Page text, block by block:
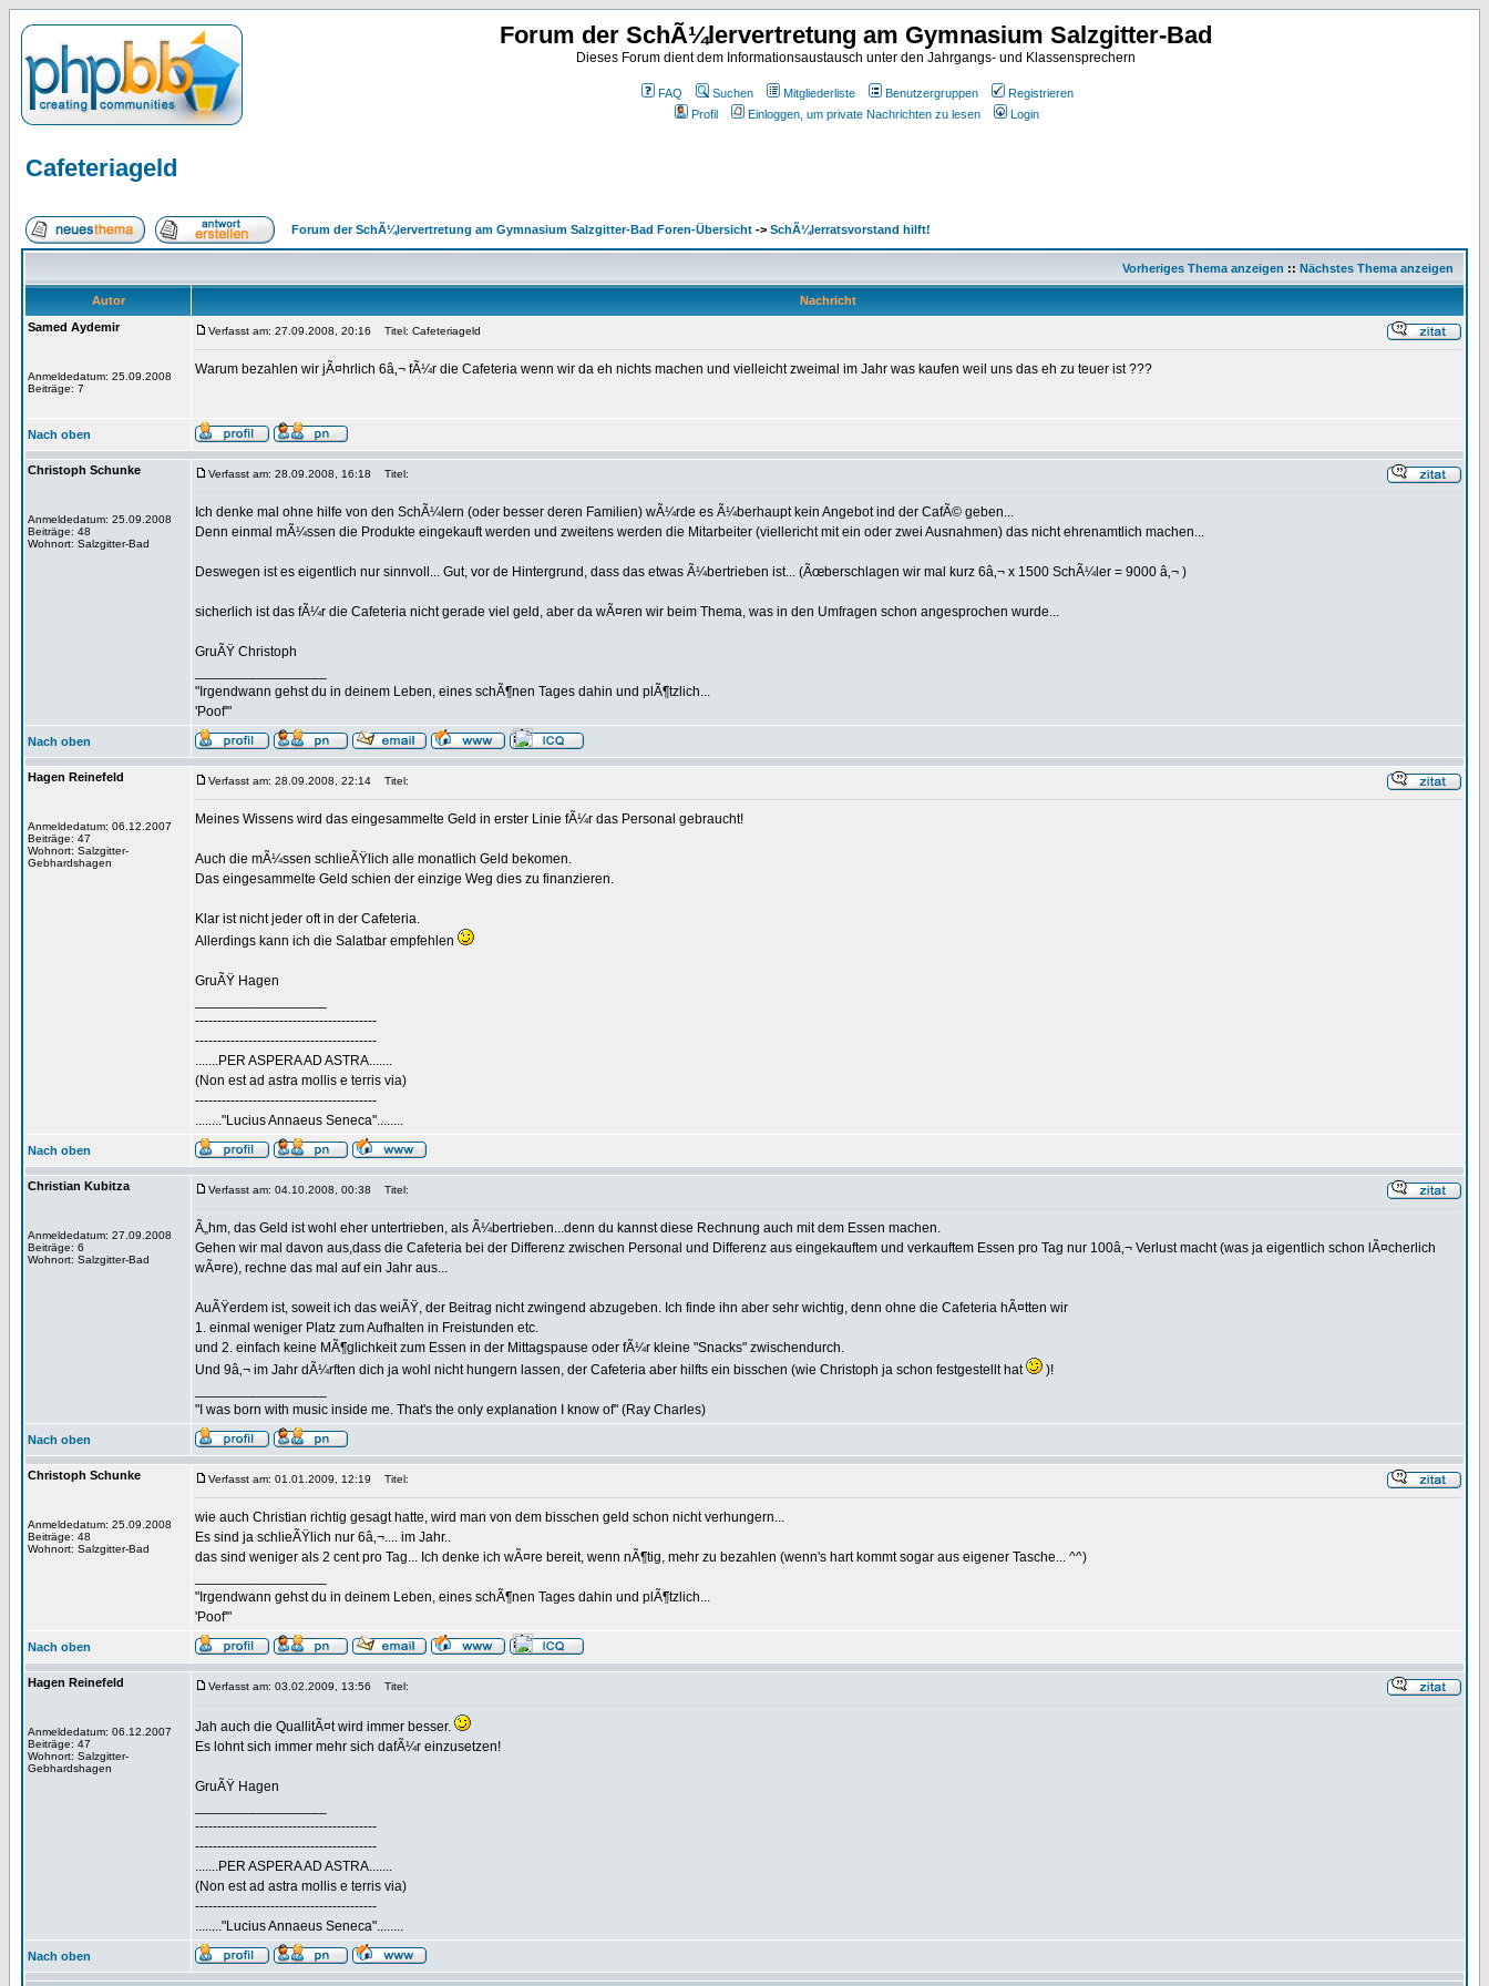
Forum der SchÃ¼lervertretung am Gymnasium Salzgitter-Bad
Dieses Forum dient dem Informationsaustausch unter den Jahrgangs- und Klassensprechern
FAQ Suchen Mitgliederliste Benutzergruppen
Registrieren
Profil
Einloggen, um private Nachrichten zu lesen Login
Cafeteriageld
Forum der SchÃ¼lervertretung am Gymnasium Salzgitter-Bad Foren-Übersicht -> SchÃ¼lerratsvorstand hilft!
Vorheriges Thema anzeigen :: Nächstes Thema anzeigen
Autor
Nachricht
Samed Aydemir
Anmeldedatum: 25.09.2008
Beiträge: 7
Verfasst am: 27.09.2008, 20:16 Titel: Cafeteriageld
Warum bezahlen wir jÃ¤hrlich 6â‚¬ fÃ¼r die Cafeteria wenn wir da eh nichts machen und vielleicht zweimal im Jahr was kaufen weil uns das eh zu teuer ist ???
Nach oben
Christoph Schunke
Anmeldedatum: 25.09.2008
Beiträge: 48
Wohnort: Salzgitter-Bad
Verfasst am: 28.09.2008, 16:18 Titel:
Ich denke mal ohne hilfe von den SchÃ¼lern (oder besser deren Familien) wÃ¼rde es Ã¼berhaupt kein Angebot ind der CafÃ© geben...
Denn einmal mÃ¼ssen die Produkte eingekauft werden und zweitens werden die Mitarbeiter (viellericht mit ein oder zwei Ausnahmen) das nicht ehrenamtlich machen...
Deswegen ist es eigentlich nur sinnvoll... Gut, vor de Hintergrund, dass das etwas Ã¼bertrieben ist... (Ãœberschlagen wir mal kurz 6â‚¬ x 1500 SchÃ¼ler = 9000 â‚¬ )
sicherlich ist das fÃ¼r die Cafeteria nicht gerade viel geld, aber da wÃ¤ren wir beim Thema, was in den Umfragen schon angesprochen wurde...
GruÃŸ Christoph
"Irgendwann gehst du in deinem Leben, eines schÃ¶nen Tages dahin und plÃ¶tzlich...
'Poof'"
Nach oben
Hagen Reinefeld
Anmeldedatum: 06.12.2007
Beiträge: 47
Wohnort: Salzgitter-
Gebhardshagen
Verfasst am: 28.09.2008, 22:14 Titel:
Meines Wissens wird das eingesammelte Geld in erster Linie fÃ¼r das Personal gebraucht!
Auch die mÃ¼ssen schlieÃŸlich alle monatlich Geld bekomen.
Das eingesammelte Geld schien der einzige Weg dies zu finanzieren.
Klar ist nicht jeder oft in der Cafeteria.
Allerdings kann ich die Salatbar empfehlen
GruÃŸ Hagen
-----------------------------------------
-----------------------------------------
.......PER ASPERA AD ASTRA.......
(Non est ad astra mollis e terris via)
-----------------------------------------
........"Lucius Annaeus Seneca"........
Nach oben
Christian Kubitza
Anmeldedatum: 27.09.2008
Beiträge: 6
Wohnort: Salzgitter-Bad
Verfasst am: 04.10.2008, 00:38 Titel:
Ã„hm, das Geld ist wohl eher untertrieben, als Ã¼bertrieben...denn du kannst diese Rechnung auch mit dem Essen machen.
Gehen wir mal davon aus,dass die Cafeteria bei der Differenz zwischen Personal und Differenz aus eingekauftem und verkauftem Essen pro Tag nur 100â‚¬ Verlust macht (was ja eigentlich schon lÃ¤cherlich
wÃ¤re), rechne das mal auf ein Jahr aus...
AuÃŸerdem ist, soweit ich das weiÃŸ, der Beitrag nicht zwingend abzugeben. Ich finde ihn aber sehr wichtig, denn ohne die Cafeteria hÃ¤tten wir
1. einmal weniger Platz zum Aufhalten in Freistunden etc.
und 2. einfach keine MÃ¶glichkeit zum Essen in der Mittagspause oder fÃ¼r kleine "Snacks" zwischendurch.
Und 9â‚¬ im Jahr dÃ¼rften dich ja wohl nicht hungern lassen, der Cafeteria aber hilfts ein bisschen (wie Christoph ja schon festgestellt hat
)!
"I was born with music inside me. That's the only explanation I know of" (Ray Charles)
Nach oben
Christoph Schunke
Anmeldedatum: 25.09.2008
Beiträge: 48
Wohnort: Salzgitter-Bad
Verfasst am: 01.01.2009, 12:19 Titel:
wie auch Christian richtig gesagt hatte, wird man von dem bisschen geld schon nicht verhungern...
Es sind ja schlieÃŸlich nur 6â‚¬.... im Jahr..
das sind weniger als 2 cent pro Tag... Ich denke ich wÃ¤re bereit, wenn nÃ¶tig, mehr zu bezahlen (wenn's hart kommt sogar aus eigener Tasche... ^^)
"Irgendwann gehst du in deinem Leben, eines schÃ¶nen Tages dahin und plÃ¶tzlich...
'Poof'"
Nach oben
Hagen Reinefeld
Anmeldedatum: 06.12.2007
Beiträge: 47
Wohnort: Salzgitter-
Gebhardshagen
Verfasst am: 03.02.2009, 13:56 Titel:
Jah auch die QuallitÃ¤t wird immer besser.
Es lohnt sich immer mehr sich dafÃ¼r einzusetzen!
GruÃŸ Hagen
-----------------------------------------
-----------------------------------------
.......PER ASPERA AD ASTRA.......
(Non est ad astra mollis e terris via)
-----------------------------------------
........"Lucius Annaeus Seneca"........
Nach oben